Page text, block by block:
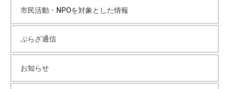
市民活動・NPOを対象とした情報
ぷらざ通信
お知らせ